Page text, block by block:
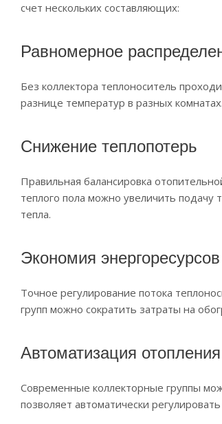
счет нескольких составляющих:
Равномерное
Без коллектора теплоноситель
разнице температур в разных
Снижение теплопотерь
Правильная балансировка
теплого пола можно увеличить подачу
тепла.
Экономия энергоресурсов
Точное регулирование потока
групп можно сократить затраты на
Автоматизация отопления
Современные коллекторные группы
позволяет автоматически